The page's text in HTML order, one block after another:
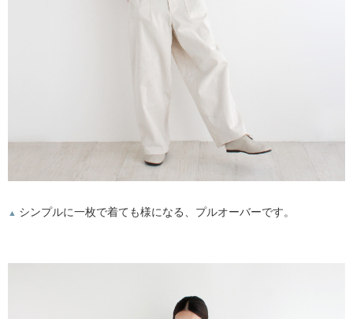
▲ シンプルに一枚で着ても様になる、プルオーバーです。